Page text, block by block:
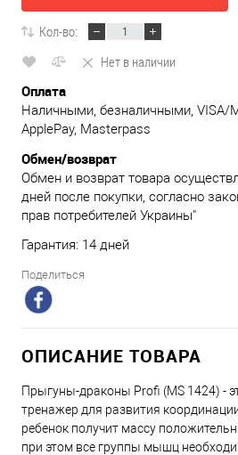
Кол-во:
Нет в наличии
Оплата
Наличными, безналичными, VISA/
ApplePay, Masterpass
Обмен/возврат
Обмен и возврат товара
дней после покупки, согласно
прав потребителей Украины"
Гарантия: 14 дней
Поделиться
ОПИСАНИЕ ТОВАРА
Прыгуны-драконы Profi (MS 1424) -
тренажер для развития
ребенок получит массу
при этом все группы мышц